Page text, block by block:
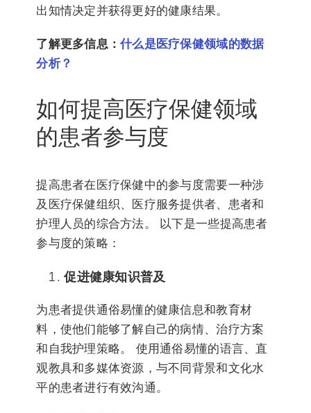
出知情决定并获得更好的健康结果。
了解更多信息：什么是医疗保健领域的数据
分析？
如何提高医疗保健领域
的患者参与度
提高患者在医疗保健中的参与度需要一种涉
及医疗保健组织、医疗服务提供者、患者和
护理人员的综合方法。 以下是一些提高患者
参与度的策略：
促进健康知识普及
为患者提供通俗易懂的健康信息和教育材
料，使他们能够了解自己的病情、治疗方案
和自我护理策略。 使用通俗易懂的语言、直
观教具和多媒体资源，与不同背景和文化水
平的患者进行有效沟通。